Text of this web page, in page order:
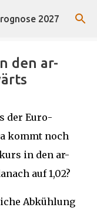
2027
den ar-
der Euro-
kommt noch
in den ar-
auf 1,02?
Abkühlung